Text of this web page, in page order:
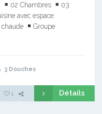
02 Chambres
03
avec espace
chaude
Groupe
3 Douches
1 Détails